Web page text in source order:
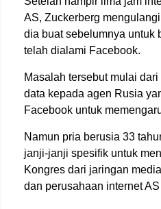
AS, Zuckerberg
dia buat sebelumnya untuk
telah dialami Facebook.
Masalah tersebut mulai
data kepada agen Rusia
Facebook untuk
Namun pria berusia 33
janji-janji spesifik untuk
Kongres dari jaringan
dan perusahaan internet